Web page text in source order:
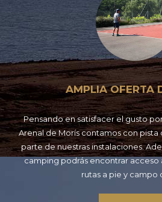
AMPLIA OFERTA
Pensando en satisfacer el gusto
Arenal de Morís contamos con pista
parte de nuestras instalaciones.
camping podrás encontrar
rutas a pie y campo